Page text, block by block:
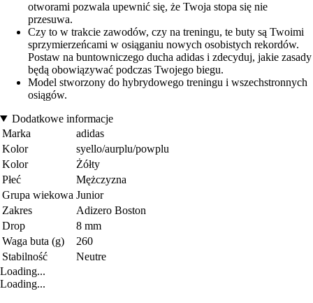
otworami pozwala upewnić się, że Twoja stopa się nie
przesuwa.
Czy to w trakcie zawodów, czy na treningu, te buty są Twoimi
sprzymierzeńcami w osiąganiu nowych osobistych rekordów.
Postaw na buntowniczego ducha adidas i zdecyduj, jakie zasady
będą obowiązywać podczas Twojego biegu.
Model stworzony do hybrydowego treningu i wszechstronnych
osiągów.
Dodatkowe informacje
Marka
adidas
Kolor
syello/aurplu/powplu
Kolor
Żółty
Płeć
Mężczyzna
Grupa wiekowa Junior
Zakres
Adizero Boston
Drop
8 mm
Waga buta (g)
260
Stabilność
Neutre
Loading...
Loading...